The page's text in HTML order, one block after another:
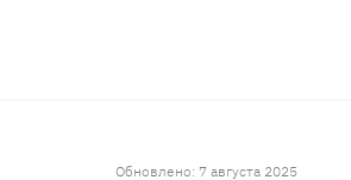
Обновлено: 7 августа 2025